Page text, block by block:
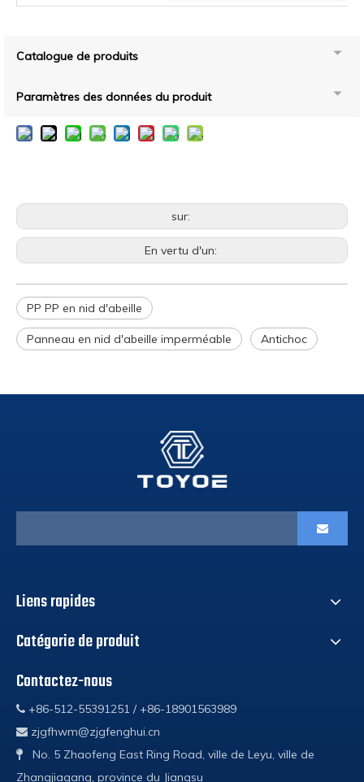
Catalogue de produits
Paramètres des données du produit
sur:
En vertu d'un:
PP PP en nid d'abeille
Panneau en nid d'abeille imperméable Antichoc
Liens rapides
Catégorie de produit
Contactez-nous
 +86-512-55391251 / +86-18901563989
 zjgfhwm@zjgfenghui.cn

No. 5 Zhaofeng East Ring Road, ville de Leyu, ville de
Zhangjiagang, province du Jiangsu